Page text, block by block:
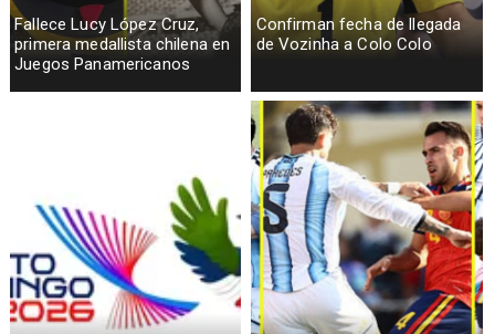
Fallece Lucy López Cruz,
primera medallista chilena en
Juegos Panamericanos
Confirman fecha de llegada
de Vozinha a Colo Colo